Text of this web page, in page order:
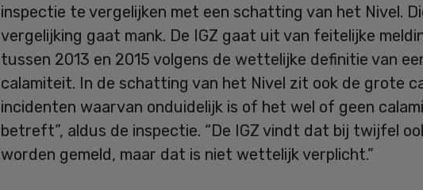
inspectie te vergelijken met een schatting van het Nivel.
vergelijking gaat mank. De IGZ gaat uit van feitelijke
tussen 2013 en 2015 volgens de wettelijke definitie van
calamiteit. In de schatting van het Nivel zit ook de grote
incidenten waarvan onduidelijk is of het wel of geen
betreft”, aldus de inspectie. “De IGZ vindt dat bij twijfel
worden gemeld, maar dat is niet wettelijk verplicht.”